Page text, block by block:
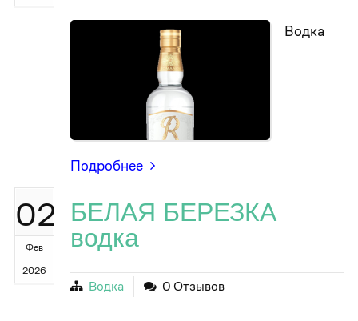
Водка
Подробнее
02
Фев
2026
БЕЛАЯ БЕРЕЗКА
водка
Водка 0 Отзывов